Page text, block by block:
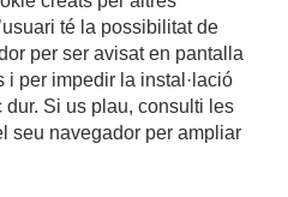
té la possibilitat de
per ser avisat en pantalla
per impedir la instal·lació
Si us plau, consulti les
seu navegador per ampliar